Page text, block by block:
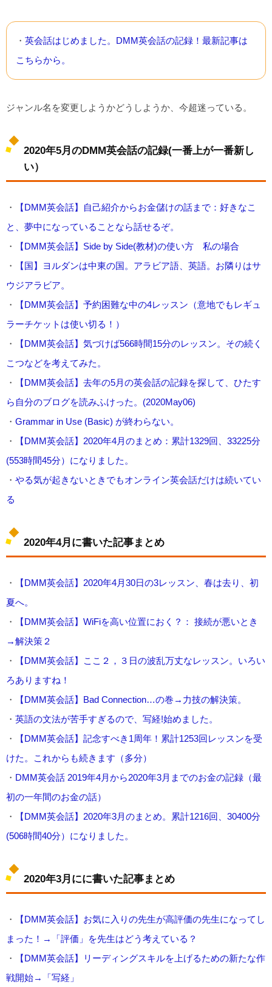
・ 英会話はじめました。DMM英会話の記録！最新記事は
こちらから。
ジャンル名を変更しようかどうしようか、今超迷っている。
2020年5月のDMM英会話の記録(一番上が一番新し
い）
・
【DMM英会話】自己紹介からお金儲けの話まで：好きなこ
と、夢中になっていることなら話せるぞ。
・
【DMM英会話】Side by Side(教材)の使い方 私の場合
・
【国】ヨルダンは中東の国。アラビア語、英語。お隣りはサ
ウジアラビア。
・
【DMM英会話】予約困難な中の4レッスン（意地でもレギュ
ラーチケットは使い切る！）
・
【DMM英会話】気づけば566時間15分のレッスン。その続く
こつなどを考えてみた。
・
【DMM英会話】去年の5月の英会話の記録を探して、ひたす
ら自分のブログを読みふけった。(2020May06)
・ Grammar in Use (Basic) が終わらない。
・
【DMM英会話】2020年4月のまとめ：累計1329回、33225分
(553時間45分）になりました。
・ やる気が起きないときでもオンライン英会話だけは続いてい
る
2020年4月に書いた記事まとめ
・
【DMM英会話】2020年4月30日の3レッスン、春は去り、初
夏へ。
・
【DMM英会話】WiFiを高い位置におく？： 接続が悪いとき
→解決策２
・
【DMM英会話】ここ２，３日の波乱万丈なレッスン。いろい
ろありますね！
・
【DMM英会話】Bad Connection…の巻→力技の解決策。
・ 英語の文法が苦手すぎるので、写経!始めました。
・
【DMM英会話】記念すべき1周年！累計1253回レッスンを受
けた。これからも続きます（多分）
・ DMM英会話 2019年4月から2020年3月までのお金の記録（最
初の一年間のお金の話）
・
【DMM英会話】2020年3月のまとめ。累計1216回、30400分
(506時間40分）になりました。
2020年3月にに書いた記事まとめ
・
【DMM英会話】お気に入りの先生が高評価の先生になってし
まった！→「評価」を先生はどう考えている？
・
【DMM英会話】リーディングスキルを上げるための新たな作
戦開始→「写経」